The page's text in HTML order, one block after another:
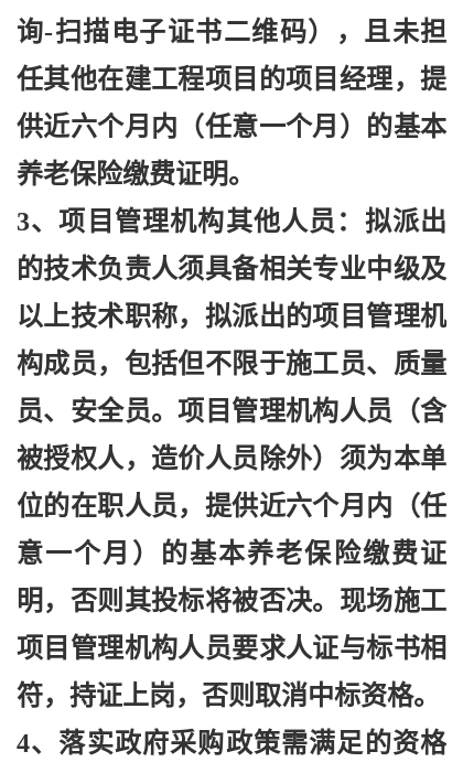
询-扫描电子证书二维码），且未担
任其他在建工程项目的项目经理，提
供近六个月内（任意一个月）的基本
养老保险缴费证明。
3、项目管理机构其他人员：拟派出
的技术负责人须具备相关专业中级及
以上技术职称，拟派出的项目管理机
构成员，包括但不限于施工员、质量
员、安全员。项目管理机构人员（含
被授权人，造价人员除外）须为本单
位的在职人员，提供近六个月内（任
意一个月）的基本养老保险缴费证
明，否则其投标将被否决。现场施工
项目管理机构人员要求人证与标书相
符，持证上岗，否则取消中标资格。
4、落实政府采购政策需满足的资格